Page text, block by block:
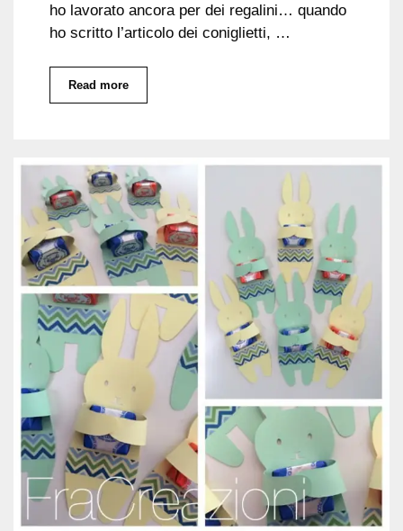
ho lavorato ancora per dei regalini… quando
ho scritto l’articolo dei coniglietti, …
Read more